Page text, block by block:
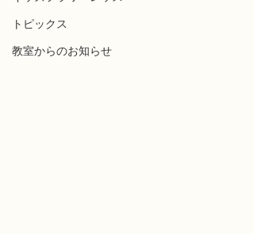
トピックス
教室からのお知らせ